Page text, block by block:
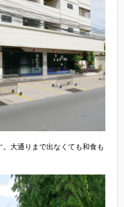
大通りまで出なくても和食も